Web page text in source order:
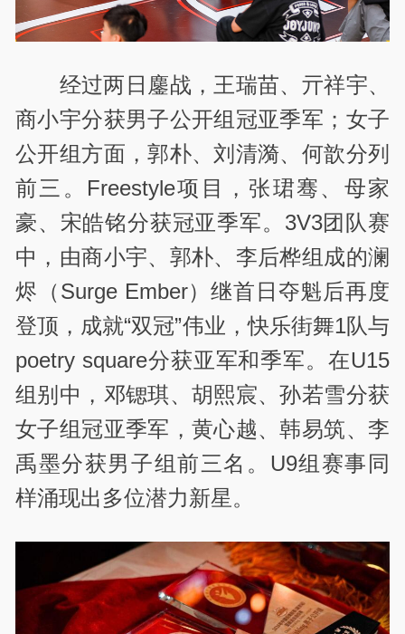
经过两日鏖战，王瑞苗、亓祥宇、
商小宇分获男子公开组冠亚季军；女子
公开组方面，郭朴、刘清漪、何歆分列
前三。Freestyle项目，张珺骞、母家
豪、宋皓铭分获冠亚季军。3V3团队赛
中，由商小宇、郭朴、李后桦组成的澜
烬（Surge Ember）继首日夺魁后再度
登顶，成就“双冠”伟业，快乐街舞1队与
poetry square分获亚军和季军。在U15
组别中，邓锶琪、胡熙宸、孙若雪分获
女子组冠亚季军，黄心越、韩易筑、李
禹墨分获男子组前三名。U9组赛事同
样涌现出多位潜力新星。